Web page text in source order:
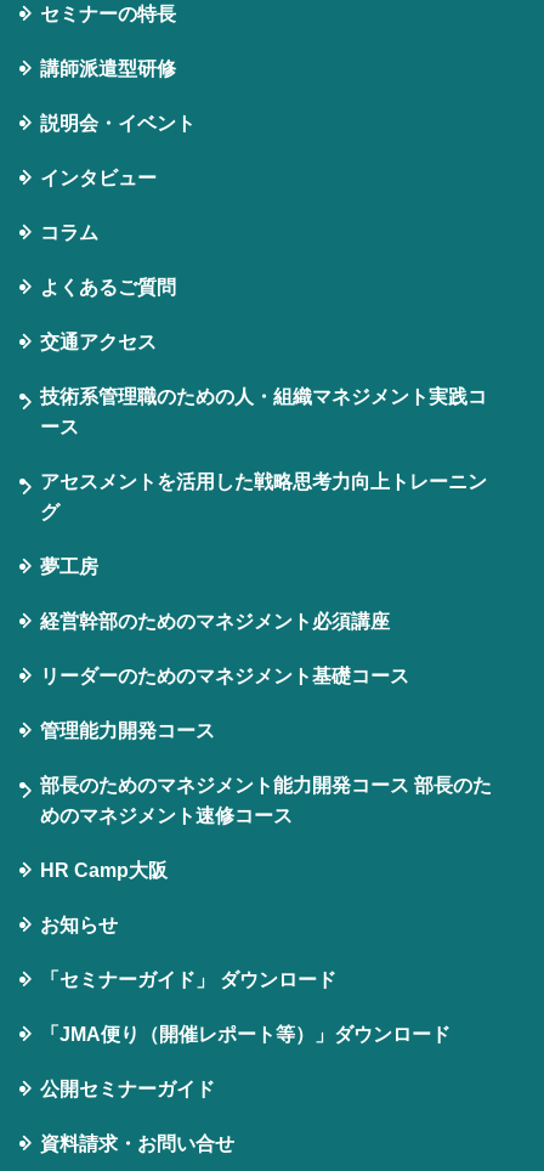
セミナーの特⻑
講師派遣型研修
説明会・イベント
インタビュー
コラム
よくあるご質問
交通アクセス
技術系管理職のための人・組織マネジメント実践コ
ース
アセスメントを活用した戦略思考力向上トレーニン
グ
夢工房
経営幹部のためのマネジメント必須講座
リーダーのためのマネジメント基礎コース
管理能力開発コース
部長のためのマネジメント能力開発コース 部長のた
めのマネジメント速修コース
HR Camp大阪
お知らせ
「セミナーガイド」 ダウンロード
「JMA便り（開催レポート等）」ダウンロード
公開セミナーガイド
資料請求・お問い合せ